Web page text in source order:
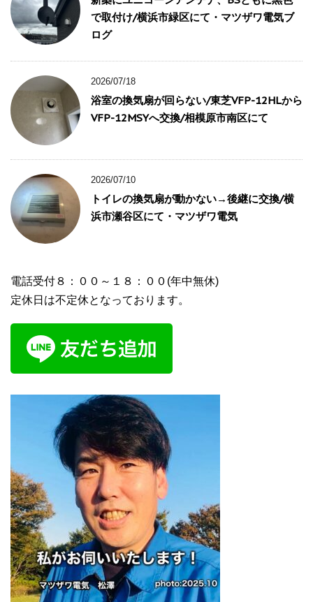
で取付け/横浜市緑区にて・マツザワ電気ブ
ログ
2026/07/18
浴室の換気扇が回らない/東芝VFP-12HLから
VFP-12MSYへ交換/相模原市南区にて
2026/07/10
トイレの換気扇が動かない→後継に交換/横
浜市瀬谷区にて・マツザワ電気
電話受付８：００～１８：００(年中無休)
定休日は不定休となっております。